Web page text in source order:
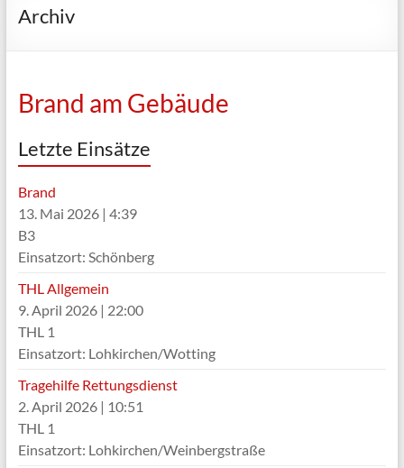
bergen
Archiv
Brand am Gebäude
Letzte Einsätze
Brand
13. Mai 2026| 4:39
B3
Einsatzort: Schönberg
THL Allgemein
9. April 2026| 22:00
THL 1
Einsatzort: Lohkirchen/Wotting
Tragehilfe Rettungsdienst
2. April 2026| 10:51
THL 1
Einsatzort: Lohkirchen/Weinbergstraße